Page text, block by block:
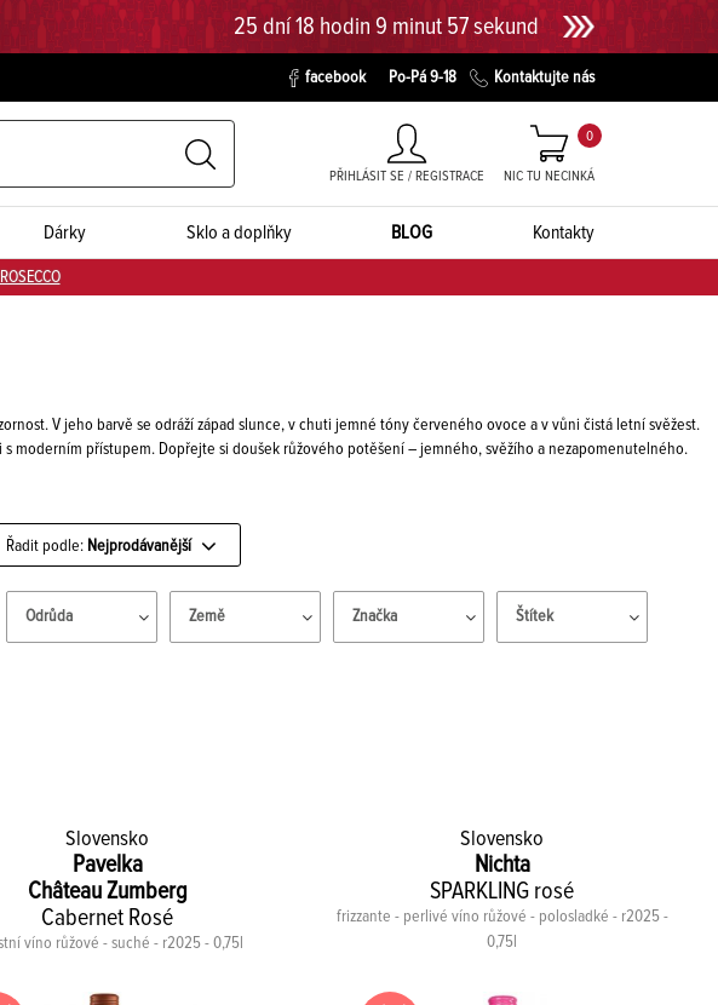
25 dní 18 hodin 9 minut 56 sekund
facebook Po-Pá 9-18 Kontaktujte nás
PŘIHLÁSIT SE / REGISTRACE NIC TU NECINKÁ
0
Dárky Sklo a doplňky BLOG Kontakty
V jeho barvě se odráží západ slunce, v chuti jemné tóny červeného ovoce a v vůni čistá letní svěžest.
moderním přístupem. Dopřejte si doušek růžového potěšení – jemného, svěžího a nezapomenutelného.
Řadit podle: Nejprodávanější
Odrůda Země Značka Štítek
Slovensko
Pavelka
Château Zumberg
Cabernet Rosé
víno růžové - suché - r2025 - 0,75l
Slovensko
Nichta
SPARKLING rosé
frizzante - perlivé víno růžové - polosladké - r2025 -
0,75l